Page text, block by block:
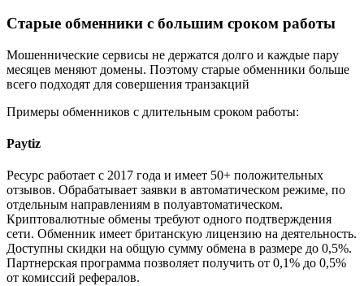
Старые обменники с большим сроком работы
Мошеннические сервисы не держатся долго и каждые пару
месяцев меняют домены. Поэтому старые обменники больше
всего подходят для совершения транзакций
Примеры обменников с длительным сроком работы:
Paytiz
Ресурс работает с 2017 года и имеет 50+ положительных
отзывов. Обрабатывает заявки в автоматическом режиме, по
отдельным направлениям в полуавтоматическом.
Криптовалютные обмены требуют одного подтверждения
сети. Обменник имеет британскую лицензию на деятельность.
Доступны скидки на общую сумму обмена в размере до 0,5%.
Партнерская программа позволяет получить от 0,1% до 0,5%
от комиссий рефералов.